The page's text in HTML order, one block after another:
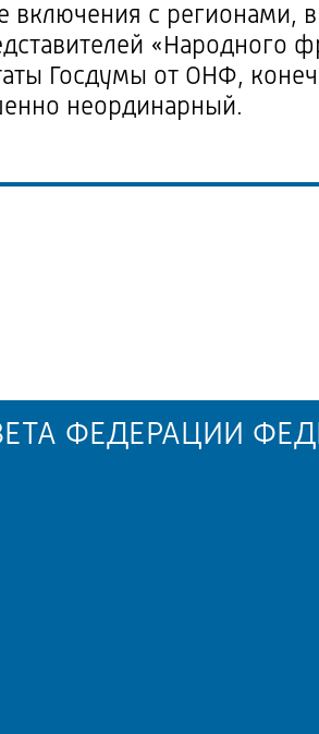
с регионами,
«Народного
Госдумы от ОНФ,
неординарный.
ФЕДЕРАЦИИ